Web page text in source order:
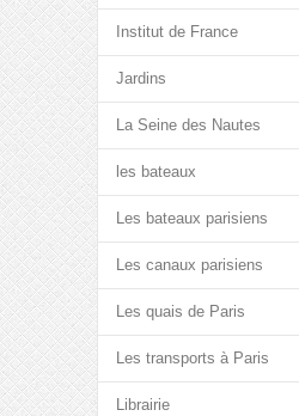
Institut de France
Jardins
La Seine des Nautes
les bateaux
Les bateaux parisiens
Les canaux parisiens
Les quais de Paris
Les transports à Paris
Librairie